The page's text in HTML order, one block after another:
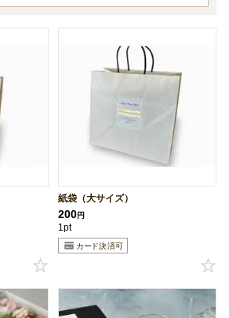
紙袋（大サイズ）
200円
1pt